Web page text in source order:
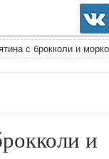
с брокколи и
и